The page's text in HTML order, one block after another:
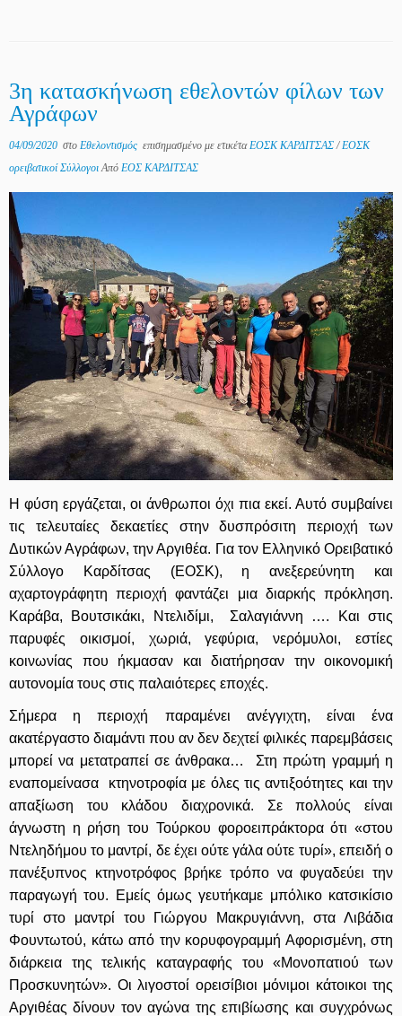
3η κατασκήνωση εθελοντών φίλων των
Αγράφων
04/09/2020 στο Εθελοντισμός επισημασμένο με ετικέταΕΟΣΚ ΚΑΡΔΙΤΣΑΣ/ΕΟΣΚ
ορειβατικοί ΣύλλογοιΑπό ΕΟΣ ΚΑΡΔΙΤΣΑΣ
Η φύση εργάζεται, οι άνθρωποι όχι πια εκεί. Αυτό συμβαίνει
τις τελευταίες δεκαετίες στην δυσπρόσιτη περιοχή των
Δυτικών Αγράφων, την Αργιθέα. Για τον Ελληνικό Ορειβατικό
Σύλλογο Καρδίτσας (ΕΟΣΚ), η ανεξερεύνητη και
αχαρτογράφητη περιοχή φαντάζει μια διαρκής πρόκληση.
Καράβα, Βουτσικάκι, Ντελιδίμι, Σαλαγιάννη …. Και στις
παρυφές οικισμοί, χωριά, γεφύρια, νερόμυλοι, εστίες
κοινωνίας που ήκμασαν και διατήρησαν την οικονομική
αυτονομία τους στις παλαιότερες εποχές.
Σήμερα η περιοχή παραμένει ανέγγιχτη, είναι ένα
ακατέργαστο διαμάντι που αν δεν δεχτεί φιλικές παρεμβάσεις
μπορεί να μετατραπεί σε άνθρακα… Στη πρώτη γραμμή η
εναπομείνασα κτηνοτροφία με όλες τις αντιξοότητες και την
απαξίωση του κλάδου διαχρονικά. Σε πολλούς είναι
άγνωστη η ρήση του Τούρκου φοροειπράκτορα ότι «στου
Ντεληδήμου το μαντρί, δε έχει ούτε γάλα ούτε τυρί», επειδή ο
πανέξυπνος κτηνοτρόφος βρήκε τρόπο να φυγαδεύει την
παραγωγή του. Εμείς όμως γευτήκαμε μπόλικο κατσικίσιο
τυρί στο μαντρί του Γιώργου Μακρυγιάννη, στα Λιβάδια
Φουντωτού, κάτω από την κορυφογραμμή Αφορισμένη, στη
διάρκεια της τελικής καταγραφής του «Μονοπατιού των
Προσκυνητών». Οι λιγοστοί ορεισίβιοι μόνιμοι κάτοικοι της
Αργιθέας δίνουν τον αγώνα της επιβίωσης και συγχρόνως